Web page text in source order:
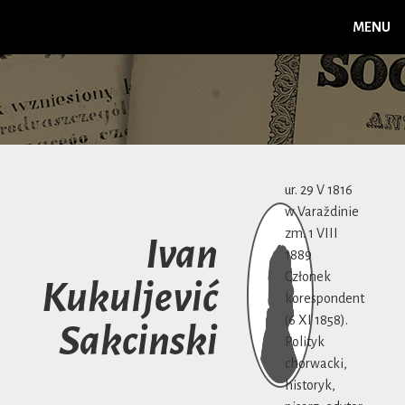
MENU
Ivan
Kukuljević
Sakcinski
ur. 29 V 1816
w Varaždinie
zm. 1 VIII
1889
Członek
korespondent
(6 XI 1858).
Polityk
chorwacki,
historyk,